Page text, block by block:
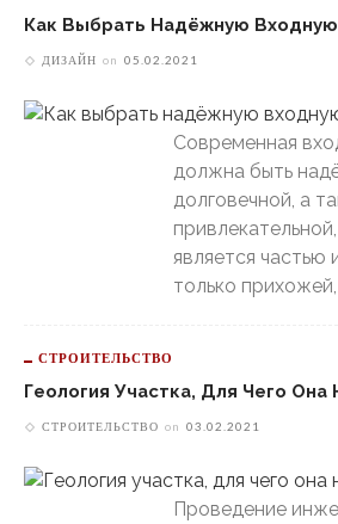
Как Выбрать Надёжную
ДИЗАЙН on 05.02.2021
Современная
должна быть
долговечной, а
является частью
только прихожей,
СТРОИТЕЛЬСТВО
Геология Участка, Для Чего Она
СТРОИТЕЛЬСТВО on 03.02.2021
Проведение